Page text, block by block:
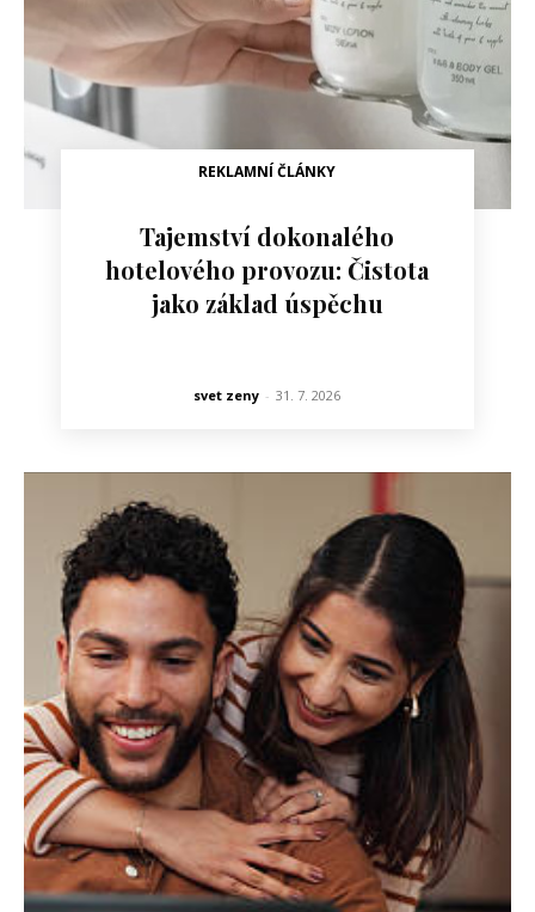
REKLAMNÍ ČLÁNKY
Tajemství dokonalého
hotelového provozu: Čistota
jako základ úspěchu
svet zeny - 31. 7. 2026